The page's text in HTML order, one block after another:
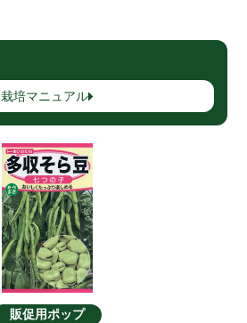
栽培マニュアル
販促用ポップ